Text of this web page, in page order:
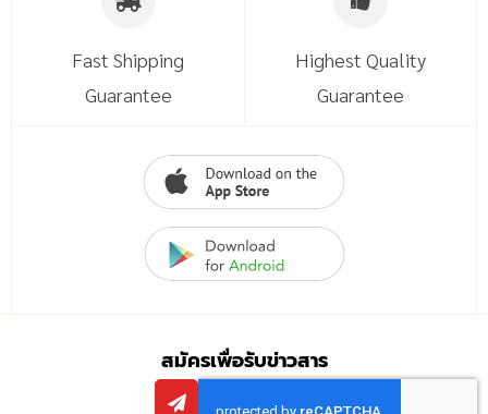
Fast Shipping
Guarantee
Highest Quality
Guarantee
สมัครเพื่อรับข่าวสาร